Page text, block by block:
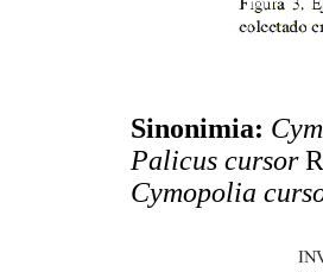
Sinonimia:
Palicus cursor
Cymopolia